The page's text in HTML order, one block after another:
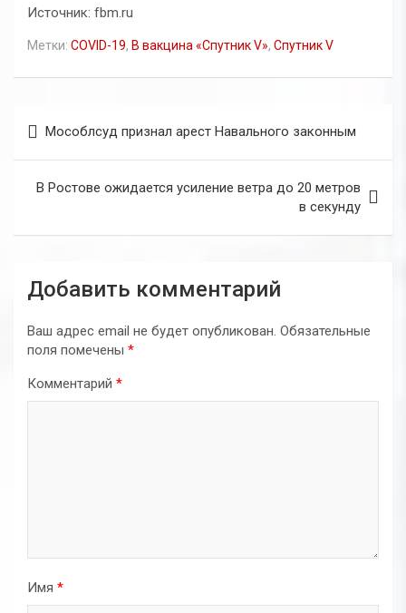
Источник: fbm.ru
Метки: COVID-19, В вакцина «Спутник V», Спутник V
по
записям
Мособлсуд признал арест Навального законным
В Ростове ожидается усиление ветра до 20 метров
в секунду
Добавить комментарий
Ваш адрес email не будет опубликован. Обязательные
поля помечены *
Комментарий *
Имя *